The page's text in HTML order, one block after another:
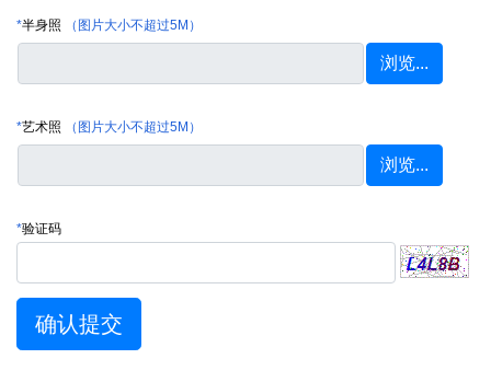
*半身照 （图片大小不超过5M）
*艺术照 （图片大小不超过5M）
*验证码
确认提交